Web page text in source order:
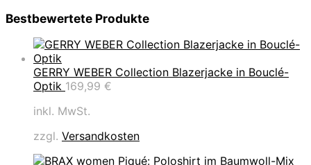
Bestbewertete Produkte
GERRY WEBER Collection Blazerjacke in Bouclé-
Optik 169,99 €
inkl. MwSt.
zzgl. Versandkosten